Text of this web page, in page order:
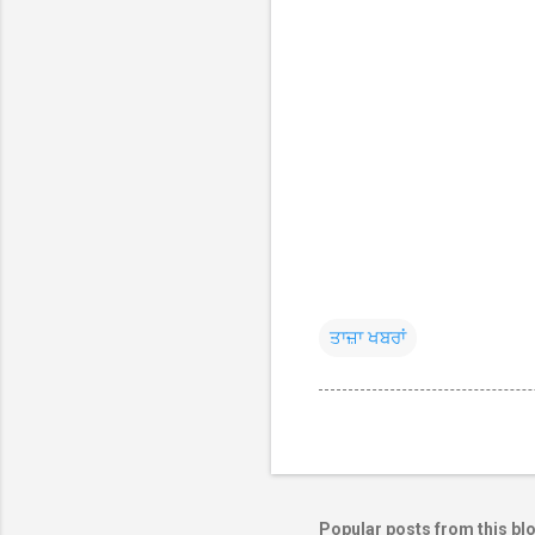
ਤਾਜ਼ਾ ਖਬਰਾਂ
Popular posts from this